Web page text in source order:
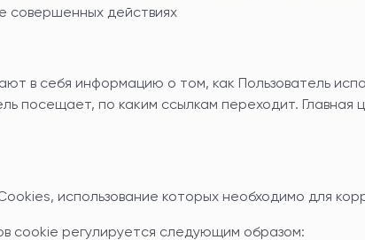
совершенных действиях
в себя информацию о том, как Пользователь
посещает, по каким ссылкам переходит. Главная
использование которых необходимо для
cookie регулируется следующим образом: